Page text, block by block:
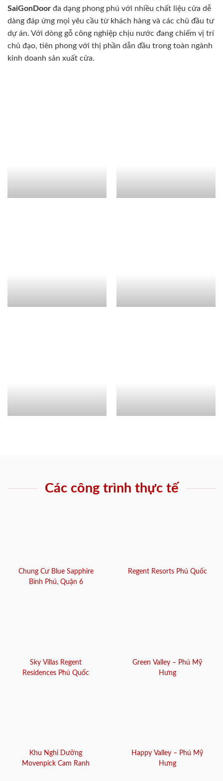
SaiGonDoor đa dạng phong phú với nhiều chất liệu cửa dễ
dàng đáp ứng mọi yêu cầu từ khách hàng và các chủ đầu tư
dự án. Với dòng gỗ công nghiệp chịu nước đang chiếm vị trí
chủ đạo, tiên phong với thị phần dẫn đầu trong toàn ngành
kinh doanh sản xuất cửa.
Các công trình thực tế
Chung Cư Blue Sapphire
Bình Phú, Quận 6
Regent Resorts Phú Quốc
Sky Villas Regent
Residences Phú Quốc
Green Valley – Phú Mỹ
Hưng
Khu Nghỉ Dưỡng
Movenpick Cam Ranh
Happy Valley – Phú Mỹ
Hưng